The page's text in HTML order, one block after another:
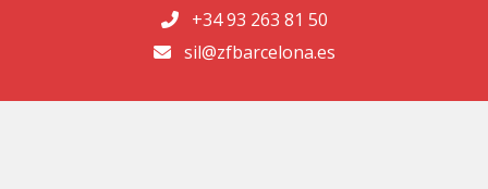
+34 93 263 81 50
sil@zfbarcelona.es